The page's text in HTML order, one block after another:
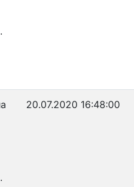
20.07.2020 16:48:00